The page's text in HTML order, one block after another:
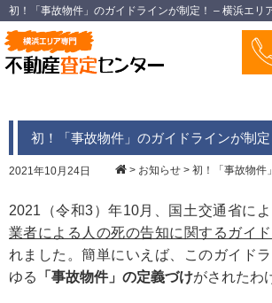
初！「事故物件」のガイドラインが制定
> お知らせ > 初！「事故物件」
2021年10月24日
2021（令和3）年10月、国土交通省に
業者による人の死の告知に関するガイ
れました。簡単にいえば、このガイド
ゆる
「事故物件」の定義づけがされたわ